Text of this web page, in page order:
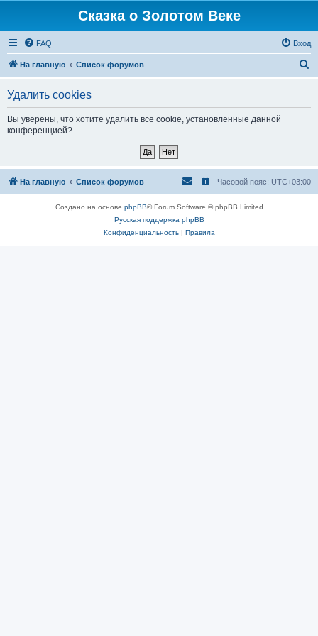
Сказка о Золотом Веке
FAQ Вход
На главную Список форумов
Удалить cookies
Вы уверены, что хотите удалить все cookie, установленные данной
конференцией?
На главную Список форумов Часовой пояс: UTC+03:00
Создано на основе phpBB® Forum Software © phpBB Limited
Русская поддержка phpBB
Конфиденциальность| Правила